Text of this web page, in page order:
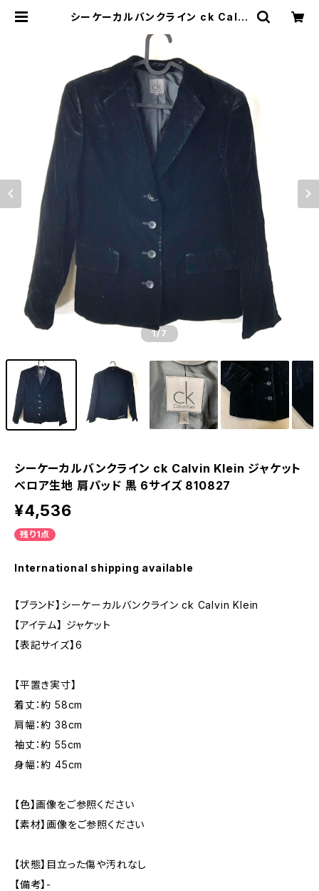
シーケーカルバンクライン ck Calvi
ッド 黒 6サイズ 810827 | Ethical
Store
1/7
シーケーカルバンクライン ck Calvin Klein ジャケット
ベロア生地 肩パッド 黒 6サイズ 810827
¥4,536
残り1点
International shipping available
【ブランド】シーケーカルバンクライン ck Calvin Klein
【アイテム】 ジャケット
【表記サイズ】6
【平置き実寸】
着丈：約 58cm
肩幅：約 38cm
袖丈：約 55cm
身幅：約 45cm
【色】画像をご参照ください
【素材】画像をご参照ください
【状態】目立った傷や汚れなし
【備考】-